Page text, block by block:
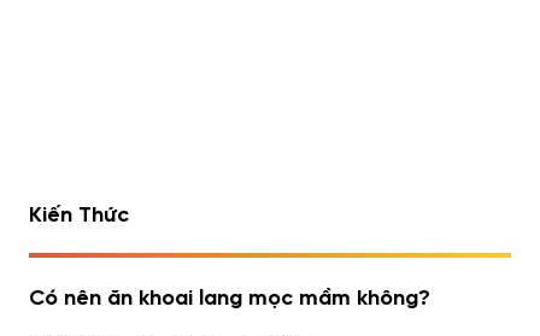
Kiến Thức
Có nên ăn khoai lang mọc mầm không?